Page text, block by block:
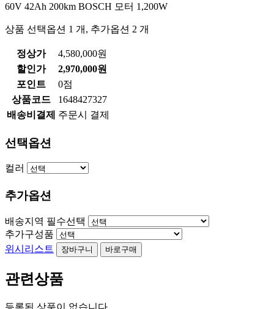
60V 42Ah 200km BOSCH 모터 1,200W
상품 선택옵션 1 개, 추가옵션 2 개
정상가
4,580,000원
할인가
2,970,000원
포인트
0점
상품코드
1648427327
배송비결제
주문시 결제
선택옵션
컬러
추가옵션
배송지역 필수선택
추가구성품
위시리스트
관련상품
등록된 상품이 없습니다.